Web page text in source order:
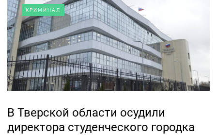
КРИМИНАЛ
В Тверской области осудили
директора студенческого городка